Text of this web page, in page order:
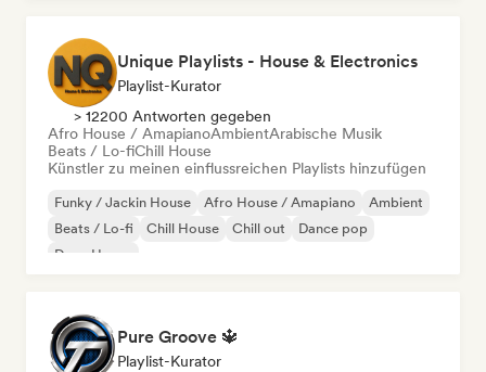
Unique Playlists - House & Electronics
Playlist-Kurator
> 12200 Antworten gegeben
Afro House / AmapianoAmbientArabische Musik
Beats / Lo-fiChill House
Künstler zu meinen einflussreichen Playlists hinzufügen
Funky / Jackin House Afro House / Amapiano
Ambient
Beats / Lo-fi
Chill House Chill out
Dance pop
Deep House
Pure Groove 🔱
Playlist-Kurator